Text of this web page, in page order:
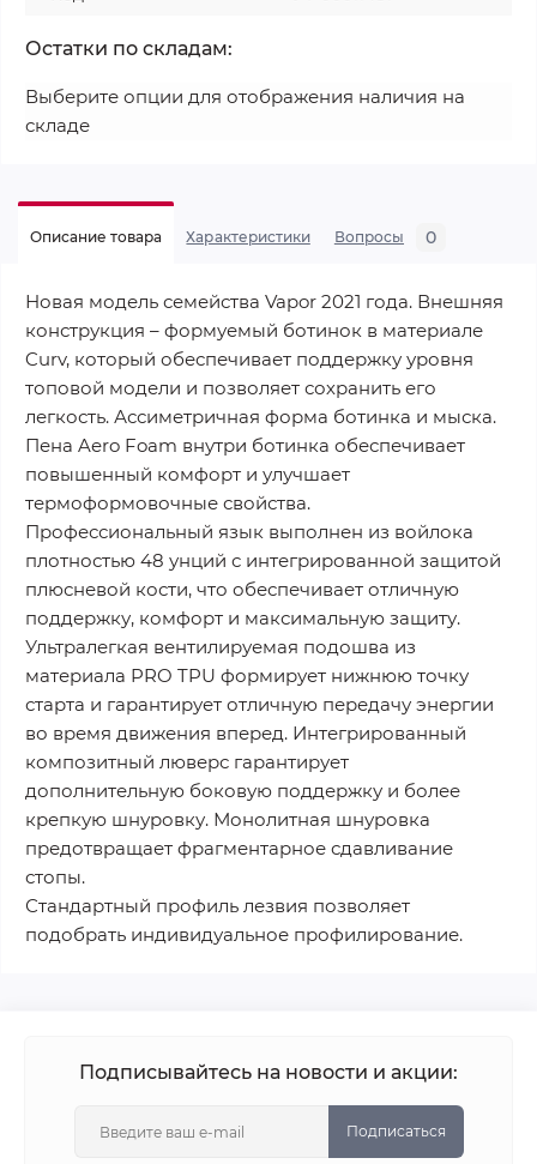
Остатки по складам:
Выберите опции для отображения наличия на
складе
Описание товара Характеристики Вопросы 0
Новая модель семейства Vapor 2021 года. Внешняя
конструкция – формуемый ботинок в материале
Curv, который обеспечивает поддержку уровня
топовой модели и позволяет сохранить его
легкость. Ассиметричная форма ботинка и мыска.
Пена Aero Foam внутри ботинка обеспечивает
повышенный комфорт и улучшает
термоформовочные свойства.
Профессиональный язык выполнен из войлока
плотностью 48 унций с интегрированной защитой
плюсневой кости, что обеспечивает отличную
поддержку, комфорт и максимальную защиту.
Ультралегкая вентилируемая подошва из
материала PRO TPU формирует нижнюю точку
старта и гарантирует отличную передачу энергии
во время движения вперед. Интегрированный
композитный люверс гарантирует
дополнительную боковую поддержку и более
крепкую шнуровку. Монолитная шнуровка
предотвращает фрагментарное сдавливание
стопы.
Стандартный профиль лезвия позволяет
подобрать индивидуальное профилирование.
Подписывайтесь на новости и акции:
Подписаться